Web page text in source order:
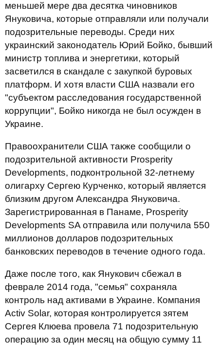
меньшей мере два десятка чиновников
Януковича, которые отправляли или получали
подозрительные переводы. Среди них
украинский законодатель Юрий Бойко, бывший
министр топлива и энергетики, который
засветился в скандале с закупкой буровых
платформ. И хотя власти США назвали его
"субъектом расследования государственной
коррупции", Бойко никогда не был осужден в
Украине.
Правоохранители США также сообщили о
подозрительной активности Prosperity
Developments, подконтрольной 32-летнему
олигарху Сергею Курченко, который является
близким другом Александра Януковича.
Зарегистрированная в Панаме, Prosperity
Developments SA отправила или получила 550
миллионов долларов подозрительных
банковских переводов в течение одного года.
Даже после того, как Янукович сбежал в
феврале 2014 года, "семья" сохраняла
контроль над активами в Украине. Компания
Activ Solar, которая контролируется зятем
Сергея Клюева провела 71 подозрительную
операцию за один месяц на общую сумму 11